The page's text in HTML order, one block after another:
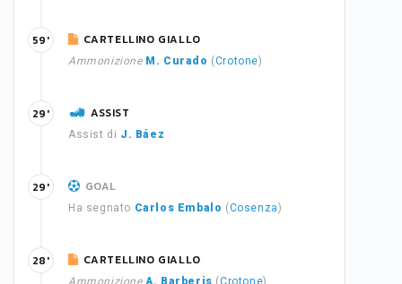
CARTELLINO GIALLO
Ammonizione M. Curado (Crotone)
59'
ASSIST
Assist di J. Báez
29'
GOAL
Ha segnato Carlos Embalo (Cosenza)
29'
CARTELLINO GIALLO
Ammonizione A. Barberis (Crotone)
28'